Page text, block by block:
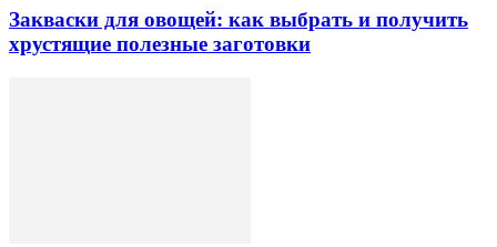
Закваски для овощей: как выбрать и получить
хрустящие полезные заготовки